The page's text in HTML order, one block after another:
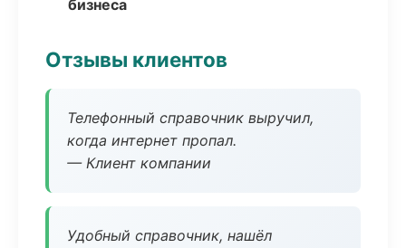
бизнеса
Отзывы клиентов
Телефонный справочник выручил,
когда интернет пропал.
— Клиент компании
Удобный справочник, нашёл